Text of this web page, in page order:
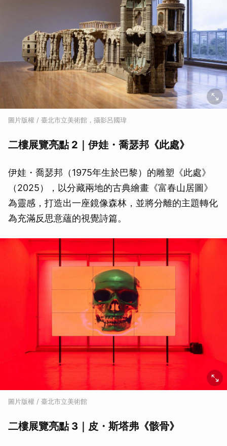
圖片版權 / 臺北市立美術館，攝影呂國瑋
二樓展覽亮點 2｜伊娃・喬瑟邦《此處》
伊娃・喬瑟邦（1975年生於巴黎）的雕塑《此處》
（2025），以分藏兩地的古典繪畫《富春山居圖》
為靈感，打造出一座鏡像森林，並將分離的主題轉化
為充滿反思意蘊的視覺詩篇。
圖片版權 / 臺北市立美術館
二樓展覽亮點 3｜皮・斯塔弗《骸骨》